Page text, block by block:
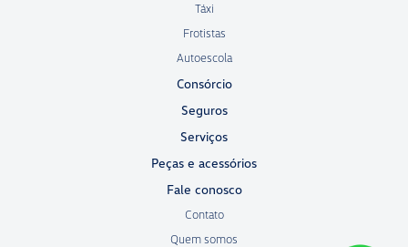
Táxi
Frotistas
Autoescola
Consórcio
Seguros
Serviços
Peças e acessórios
Fale conosco
Contato
Quem somos